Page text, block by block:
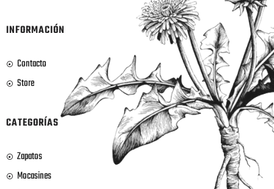
INFORMACIÓN
Contacto
Store
CATEGORÍAS
Zapatos
Mocasines